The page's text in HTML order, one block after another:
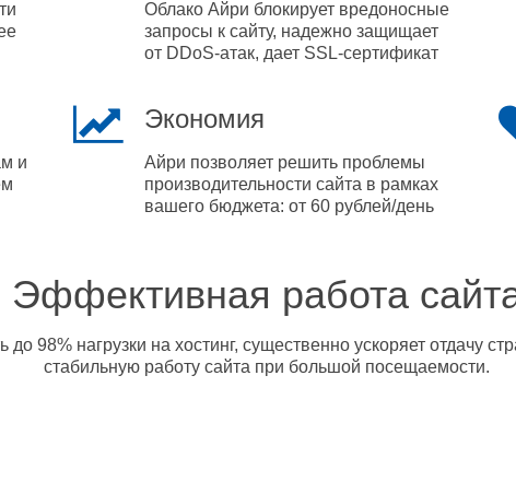
Облако Айри блокирует вредоносные
запросы к сайту, надежно защищает
от DDoS-атак, дает SSL-сертификат
и
Экономия
Айри позволяет решить проблемы
производительности сайта в рамках
вашего бюджета: от 60 рублей/день
Эффективная работа
98% нагрузки на хостинг, существенно ускоряет отдачу
стабильную работу сайта при большой посещаемости.